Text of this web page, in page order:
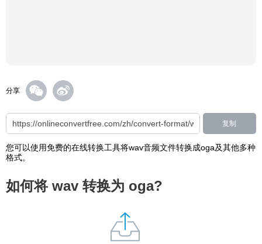
分享
复制
您可以使用免费的在线转换工具将wav音频文件转换成oga及其他多种
格式。
如何将 wav 转换为 oga?